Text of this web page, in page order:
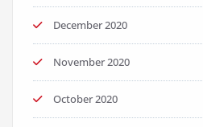
December 2020
November 2020
October 2020